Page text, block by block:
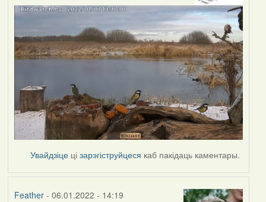
Увайдзіце цізарэгіструйцеся каб пакідаць каментары.
Feather- 06.01.2022 - 14:19